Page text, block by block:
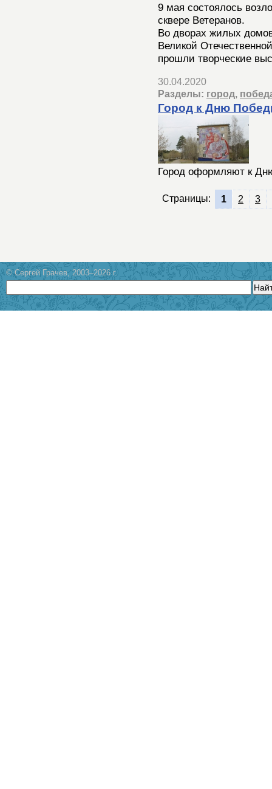
9 мая состоялось
сквере Ветеранов.
Во дворах жилых
Великой
прошли творческие
30.04.2020
Разделы: город,
Город к Дню
Город оформляют к
Страницы: 1 2 3
© Сергей Грачев, 2003–2026 г.